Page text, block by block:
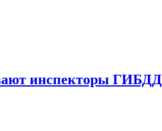
инспекторы ГИБДД